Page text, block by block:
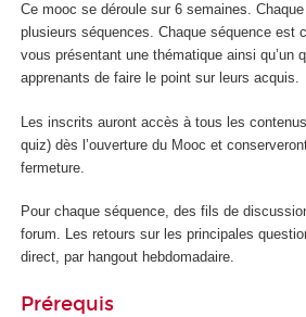
Ce mooc se déroule sur 6 semaines.
plusieurs séquences. Chaque séquence est
vous présentant une thématique ainsi qu’un
apprenants de faire le point sur leurs acquis.
Les inscrits auront accès à tous les
quiz) dès l’ouverture du Mooc et
fermeture.
Pour chaque séquence, des fils de
forum. Les retours sur les principales
direct, par hangout hebdomadaire.
Prérequis